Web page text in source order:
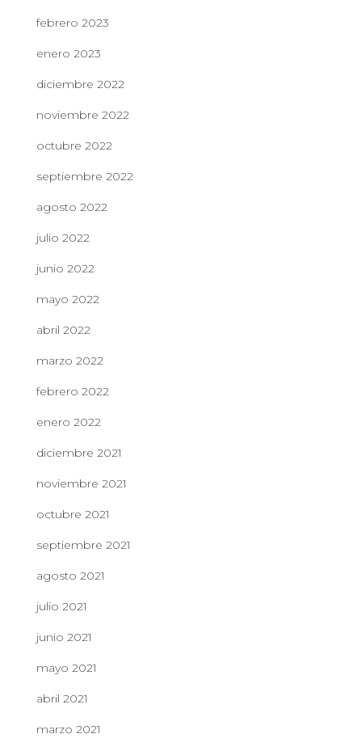
febrero 2023
enero 2023
diciembre 2022
noviembre 2022
octubre 2022
septiembre 2022
agosto 2022
julio 2022
junio 2022
mayo 2022
abril 2022
marzo 2022
febrero 2022
enero 2022
diciembre 2021
noviembre 2021
octubre 2021
septiembre 2021
agosto 2021
julio 2021
junio 2021
mayo 2021
abril 2021
marzo 2021